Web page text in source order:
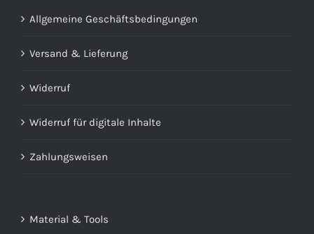
Allgemeine Geschäftsbedingungen
Versand & Lieferung
Widerruf
Widerruf für digitale Inhalte
Zahlungsweisen
Material & Tools